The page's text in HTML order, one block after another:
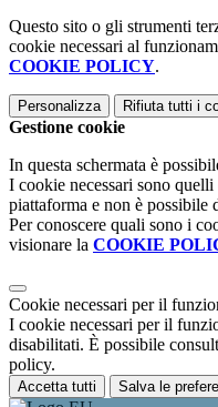
Questo sito o gli strumenti
cookie necessari al
COOKIE POLICY.
Personalizza Rifiuta tutti i
Gestione cookie
In questa schermata è
I cookie necessari sono
piattaforma e non è possibile
Per conoscere quali sono i
visionare la COOKIE
Cookie necessari per il
I cookie necessari per il
disabilitati. È possibile
policy.
Accetta tutti Salva le